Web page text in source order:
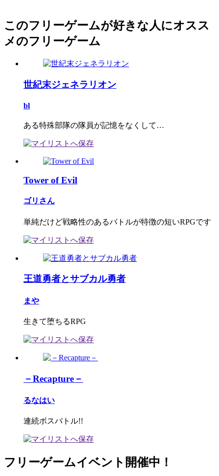
このフリーゲームが好きな人にオスス
メのフリーゲーム
世紀末ジェネラリオン
bl
ある特殊部隊の隊員が記憶をなくして…
Tower of Evil
ゴリさん
単純だけど戦略性のあるバトルが特徴の短いRPGです
王道勇者とサブカル勇者
まや
生きて堕ちるRPG
－Recapture－
るなはい
連続ボスバトル!!
フリーゲームイベント開催中！